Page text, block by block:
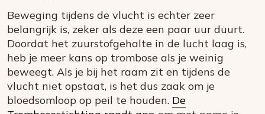
Beweging tijdens de vlucht is echter zeer
belangrijk is, zeker als deze een paar uur duurt.
Doordat het zuurstofgehalte in de lucht laag is,
heb je meer kans op trombose als je weinig
beweegt. Als je bij het raam zit en tijdens de
vlucht niet opstaat, is het dus zaak om je
bloedsomloop op peil te houden. De